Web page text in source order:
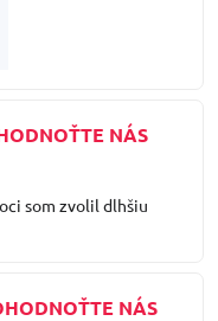
NÁS
som zvolil dlhšiu
NÁS